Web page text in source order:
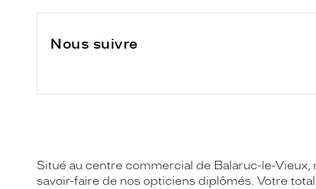
Nous suivre
Situé au centre commercial de Balaruc-le-
savoir-faire de nos opticiens diplômés. Votre